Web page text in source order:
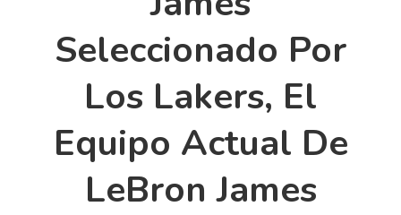
Seleccionado Por
Los Lakers, El
Equipo Actual De
LeBron James